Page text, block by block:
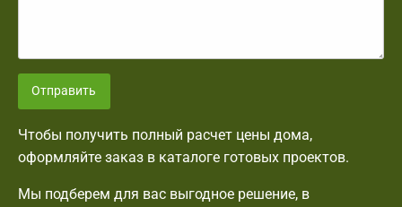
Отправить
Чтобы получить полный расчет цены дома,
оформляйте заказ в каталоге готовых проектов.
Мы подберем для вас выгодное решение, в